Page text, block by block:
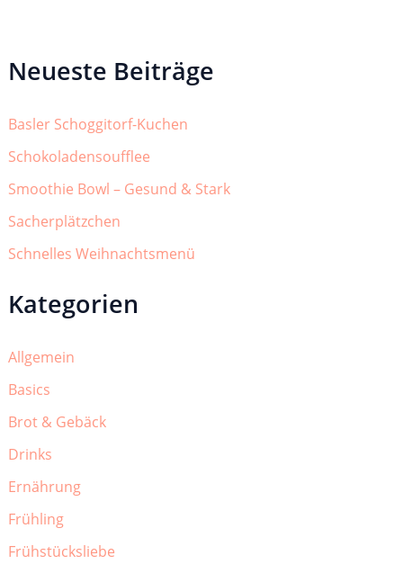
Neueste Beiträge
Basler Schoggitorf-Kuchen
Schokoladensoufflee
Smoothie Bowl – Gesund & Stark
Sacherplätzchen
Schnelles Weihnachtsmenü
Kategorien
Allgemein
Basics
Brot & Gebäck
Drinks
Ernährung
Frühling
Frühstücksliebe